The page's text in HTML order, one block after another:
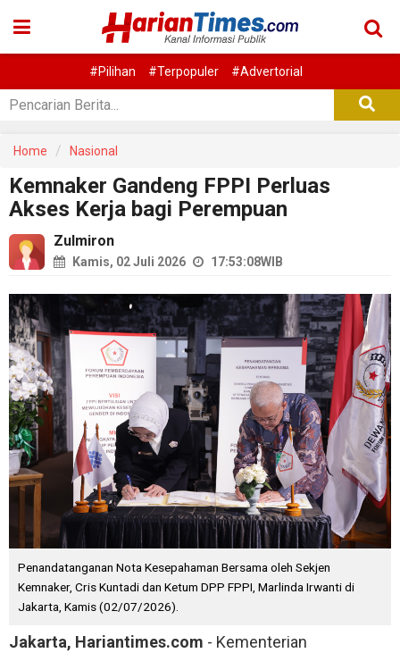
#Pilihan #Terpopuler #Advertorial
Home Nasional
Kemnaker Gandeng FPPI Perluas
Akses Kerja bagi Perempuan
Zulmiron
Kamis, 02 Juli 2026 17:53:08WIB
Penandatanganan Nota Kesepahaman Bersama oleh Sekjen
Kemnaker, Cris Kuntadi dan Ketum DPP FPPI, Marlinda Irwanti di
Jakarta, Kamis (02/07/2026).
Jakarta, Hariantimes.com - Kementerian